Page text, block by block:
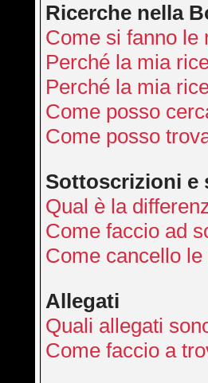
Ricerche nella
Come si fanno le
Perché la mia
Perché la mia
Come posso
Come posso
Sottoscrizioni e
Qual è la
Come faccio ad
Come cancello
Allegati
Quali allegati
Come faccio a